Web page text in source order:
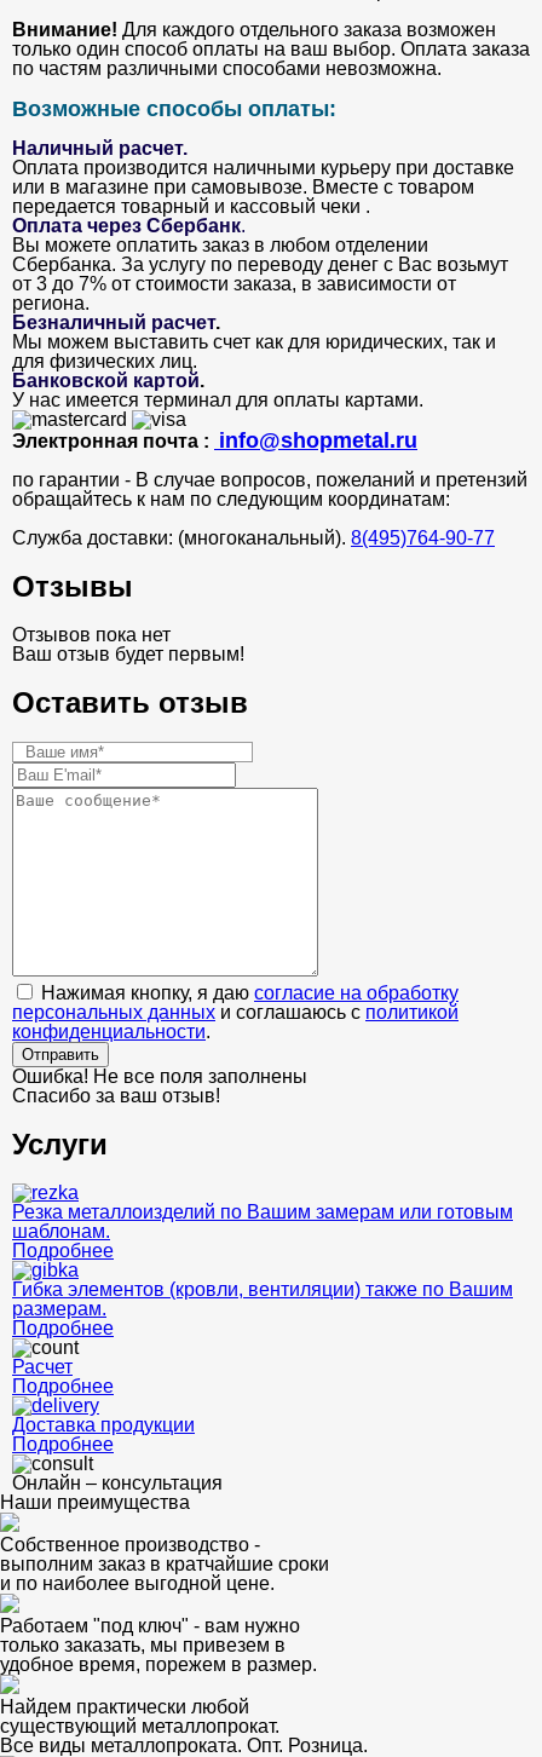
Внимание! Для каждого отдельного заказа возможен
только один способ оплаты на ваш выбор. Оплата заказа
по частям различными способами невозможна.
Возможные способы оплаты:
Наличный расчет.
Оплата производится наличными курьеру при доставке
или в магазине при самовывозе. Вместе с товаром
передается товарный и кассовый чеки .
Оплата через Сбербанк.
Вы можете оплатить заказ в любом отделении
Сбербанка. За услугу по переводу денег с Вас возьмут
от 3 до 7% от стоимости заказа, в зависимости от
региона.
Безналичный расчет.
Мы можем выставить счет как для юридических, так и
для физических лиц.
Банковской картой.
У нас имеется терминал для оплаты картами.
Электронная почта : info@shopmetal.ru
по гарантии - В случае вопросов, пожеланий и претензий
обращайтесь к нам по следующим координатам:
Служба доставки: (многоканальный). 8(495)764-90-77
Отзывы
Отзывов пока нет
Ваш отзыв будет первым!
Оставить отзыв
Нажимая кнопку, я даю согласие на обработку
персональных данных и соглашаюсь с политикой
конфиденциальности.
Отправить
Ошибка! Не все поля заполнены
Спасибо за ваш отзыв!
Услуги
Резка металлоизделий по Вашим замерам или готовым
шаблонам.
Подробнее
Гибка элементов (кровли, вентиляции) также по Вашим
размерам.
Подробнее
Расчет
Подробнее
Доставка продукции
Подробнее
Онлайн – консультация
Наши преимущества
Собственное производство -
выполним заказ в кратчайшие сроки
и по наиболее выгодной цене.
Работаем "под ключ" - вам нужно
только заказать, мы привезем в
удобное время, порежем в размер.
Найдем практически любой
существующий металлопрокат.
Все виды металлопроката. Опт. Розница.